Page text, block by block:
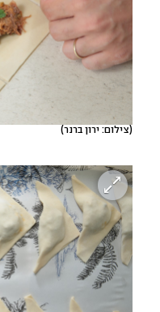
(צילום: ירון ברנר)